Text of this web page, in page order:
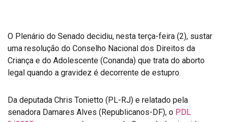
O Plenário do Senado decidiu, nesta terça-feira (2), sustar
uma resolução do Conselho Nacional dos Direitos da
Criança e do Adolescente (Conanda) que trata do aborto
legal quando a gravidez é decorrente de estupro.
Da deputada Chris Tonietto (PL-RJ) e relatado pela
senadora Damares Alves (Republicanos-DF), o PDL